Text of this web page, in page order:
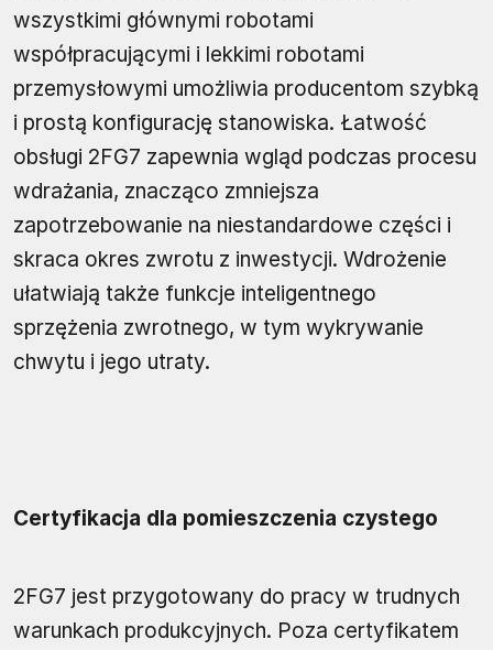
wszystkimi głównymi robotami
współpracującymi i lekkimi robotami
przemysłowymi umożliwia producentom szybką
i prostą konfigurację stanowiska. Łatwość
obsługi 2FG7 zapewnia wgląd podczas procesu
wdrażania, znacząco zmniejsza
zapotrzebowanie na niestandardowe części i
skraca okres zwrotu z inwestycji. Wdrożenie
ułatwiają także funkcje inteligentnego
sprzężenia zwrotnego, w tym wykrywanie
chwytu i jego utraty.
Certyfikacja dla pomieszczenia czystego
2FG7 jest przygotowany do pracy w trudnych
warunkach produkcyjnych. Poza certyfikatem